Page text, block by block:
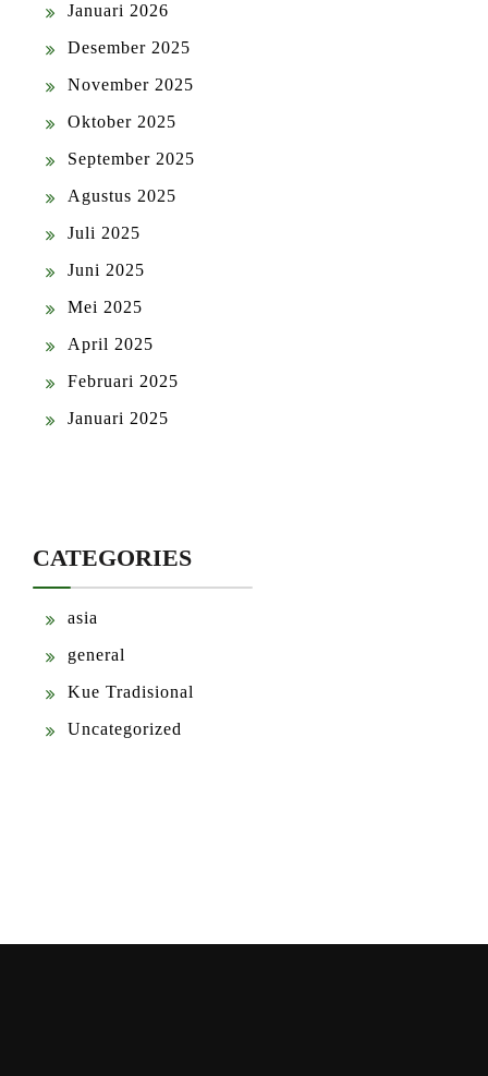
Januari 2026
Desember 2025
November 2025
Oktober 2025
September 2025
Agustus 2025
Juli 2025
Juni 2025
Mei 2025
April 2025
Februari 2025
Januari 2025
CATEGORIES
asia
general
Kue Tradisional
Uncategorized